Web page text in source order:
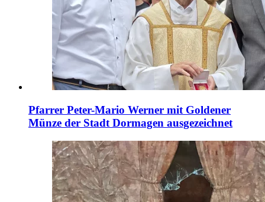
Pfarrer Peter-Mario Werner mit Goldener
Münze der Stadt Dormagen ausgezeichnet